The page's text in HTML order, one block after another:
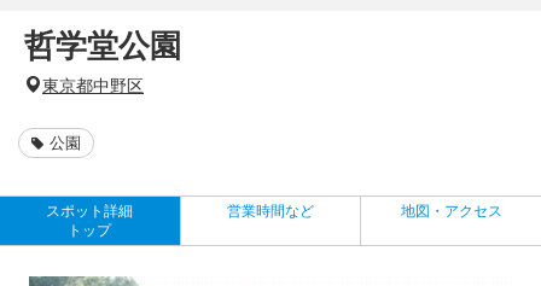
哲学堂公園
東京都中野区
公園
スポット詳細
トップ
営業時間など 地図・アクセス